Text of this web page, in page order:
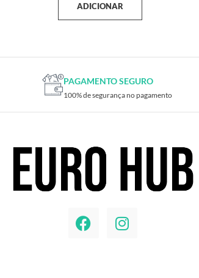
ADICIONAR
PAGAMENTO SEGURO
100% de segurança no pagamento